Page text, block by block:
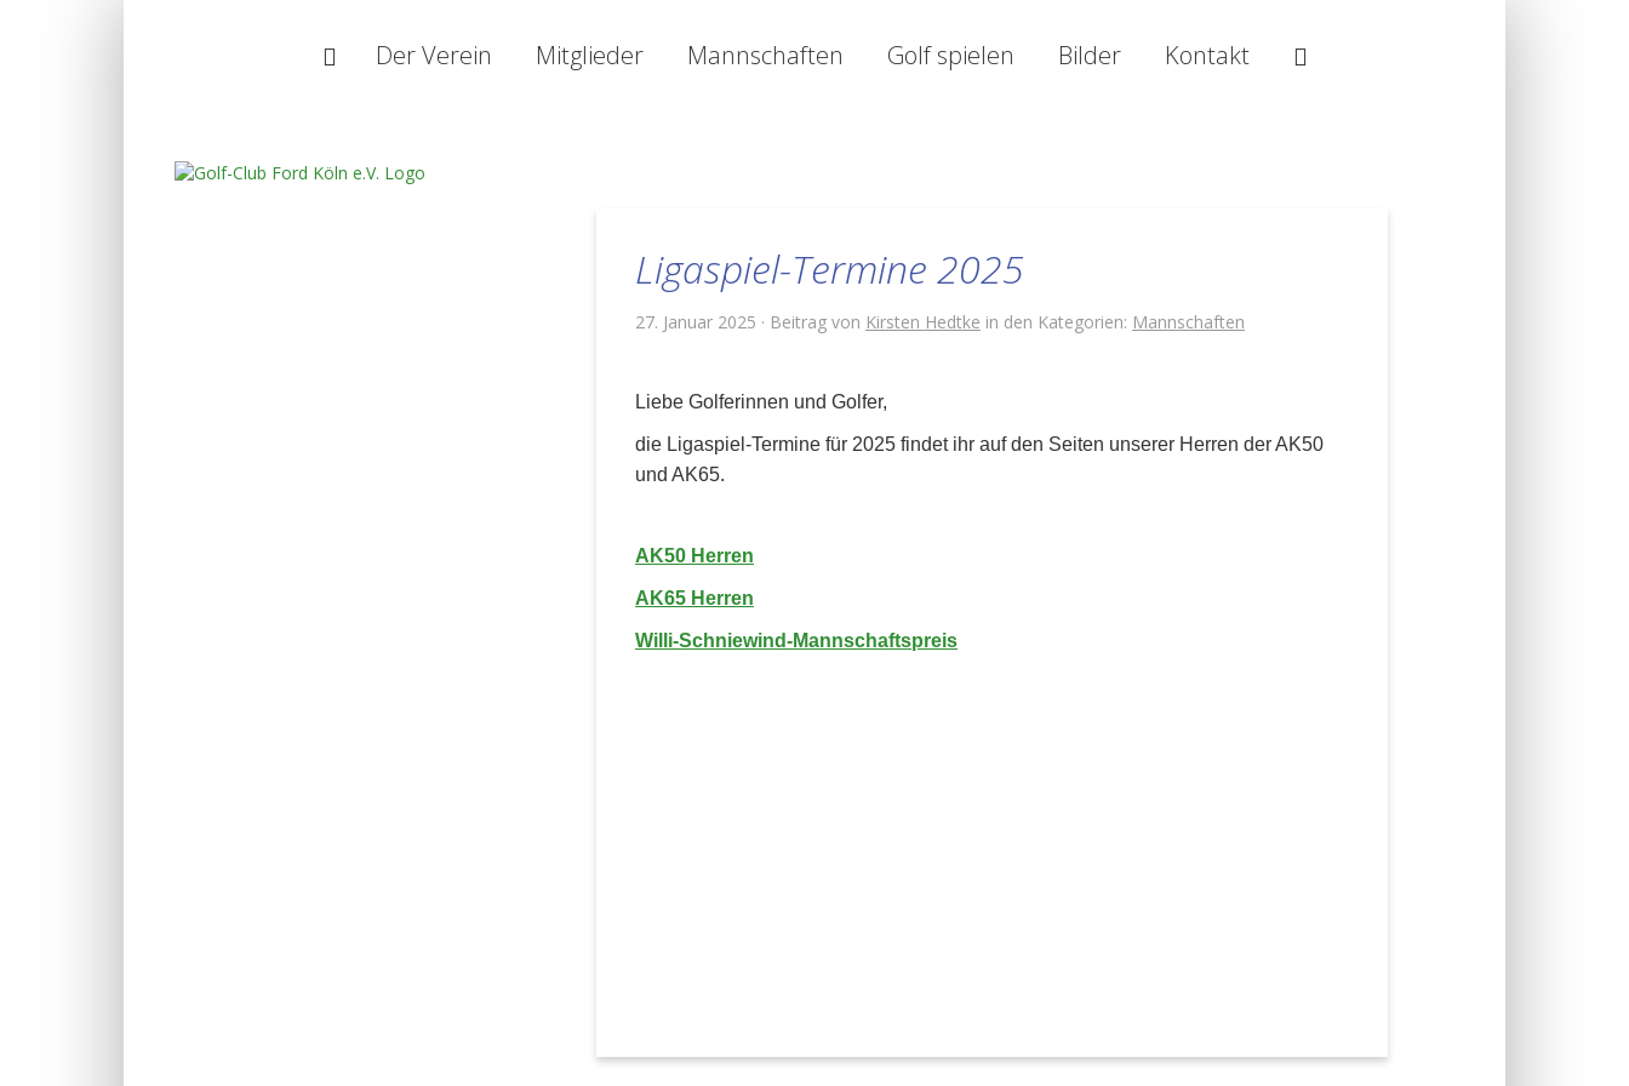
Startseite
Der Verein Mitglieder Mannschaften Golf spielen Bilder Kontakt
Ligaspiel-Termine 2025
27. Januar 2025 · Beitrag von Kirsten Hedtke in den Kategorien: Mannschaften
Liebe Golferinnen und Golfer,
die Ligaspiel-Termine für 2025 findet ihr auf den Seiten unserer Herren der AK50
und AK65.
AK50 Herren
AK65 Herren
Willi-Schniewind-Mannschaftspreis